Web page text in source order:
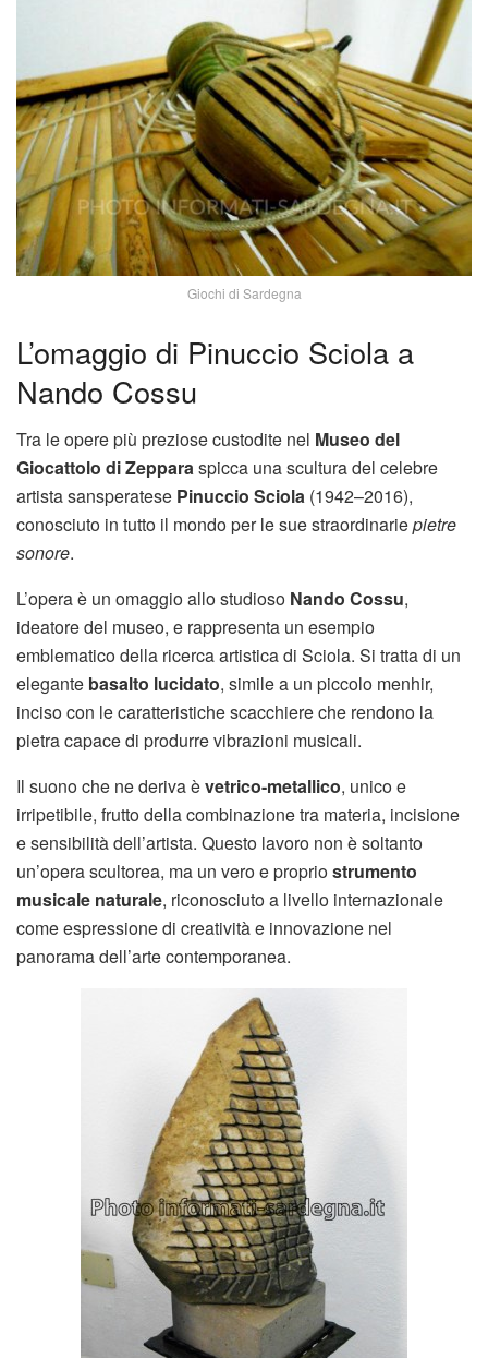
Giochi di Sardegna
L’omaggio di Pinuccio Sciola a
Nando Cossu
Tra le opere più preziose custodite nel Museo del
Giocattolo di Zepparaspicca una scultura del celebre
artista sansperatese Pinuccio Sciola (1942–2016),
conosciuto in tutto il mondo per le sue straordinariepietre
sonore.
L’opera è un omaggio allo studioso Nando Cossu,
ideatore del museo, e rappresenta un esempio
emblematico della ricerca artistica di Sciola. Si tratta di un
elegante basalto lucidato, simile a un piccolo menhir,
inciso con le caratteristiche scacchiere che rendono la
pietra capace di produrre vibrazioni musicali.
Il suono che ne deriva èvetrico-metallico, unico e
irripetibile, frutto della combinazione tra materia, incisione
e sensibilità dell’artista. Questo lavoro non è soltanto
un’opera scultorea, ma un vero e propriostrumento
musicale naturale, riconosciuto a livello internazionale
come espressione di creatività e innovazione nel
panorama dell’arte contemporanea.